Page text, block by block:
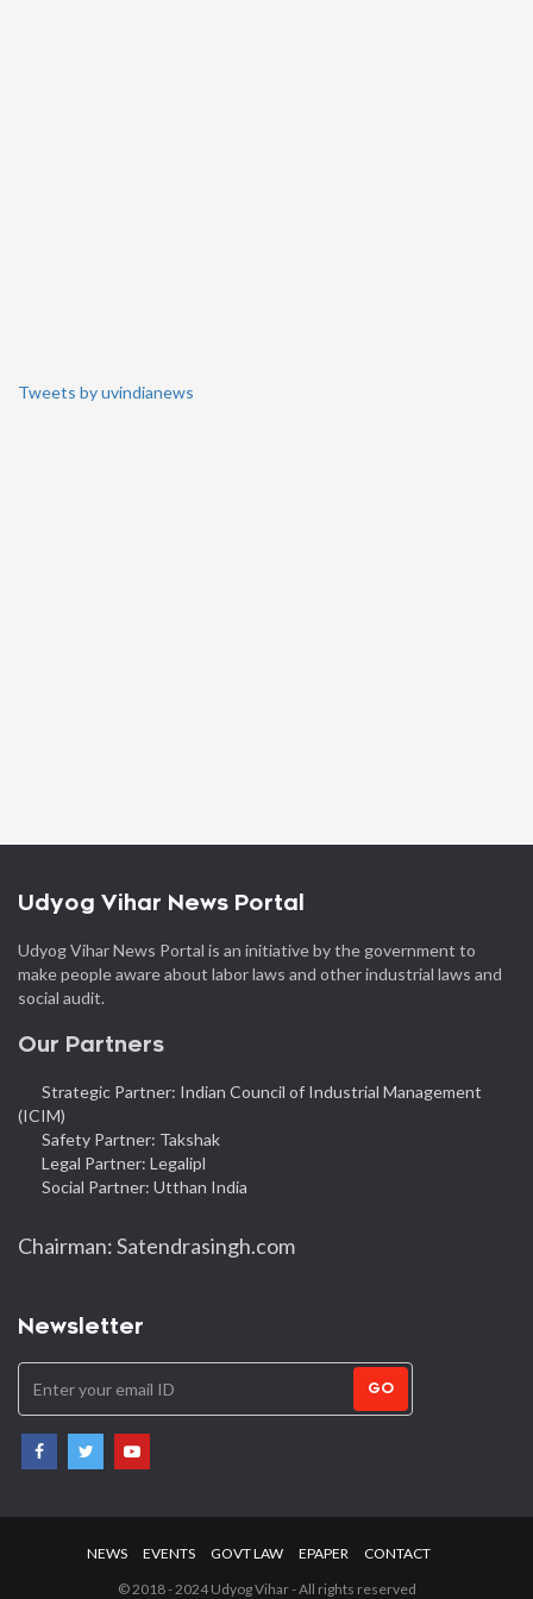
Tweets by uvindianews
Udyog Vihar News Portal
Udyog Vihar News Portal is an initiative by the government to
make people aware about labor laws and other industrial laws and
social audit.
Our Partners
Strategic Partner: Indian Council of Industrial Management
(ICIM)
Safety Partner: Takshak
Legal Partner: Legalipl
Social Partner: Utthan India
Chairman: Satendrasingh.com
Newsletter
GO
NEWS EVENTS GOVT LAW EPAPER
CONTACT
© 2018 - 2024 Udyog Vihar - All rights reserved